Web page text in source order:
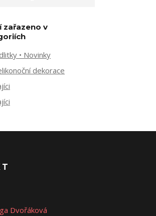
zařazeno v
• Novinky
dekorace
Dvořáková